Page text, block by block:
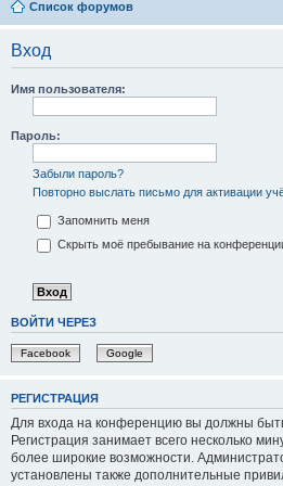
Список форумов
Вход
Имя пользователя:
Пароль:
Забыли пароль?
Повторно выслать письмо для активации
Запомнить меня
Скрыть моё пребывание на
ВОЙТИ ЧЕРЕЗ
Facebook Google
РЕГИСТРАЦИЯ
Для входа на конференцию вы должны
Регистрация занимает всего несколько
более широкие возможности.
установлены также дополнительные